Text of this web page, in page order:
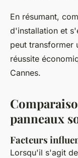
En résumant,
d'installation et
peut transformer
réussite
Cannes.
panneaux
Facteurs
Lorsqu'il s'agit de